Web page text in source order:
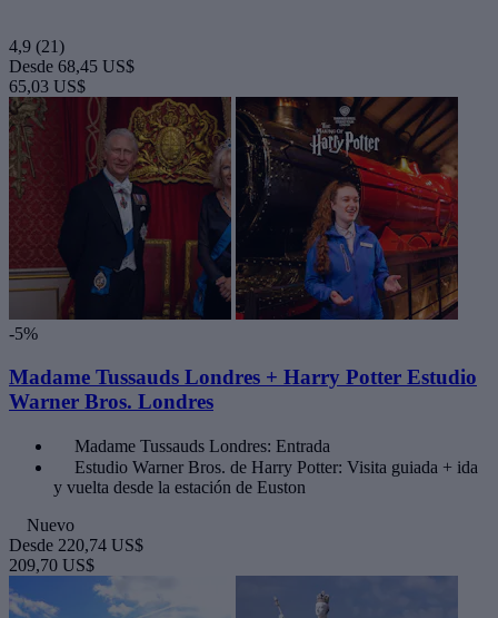
4,9 (21)
Desde 68,45 US$
65,03 US$
-5%
Madame Tussauds Londres + Harry Potter Estudio
Warner Bros. Londres
Madame Tussauds Londres: Entrada
Estudio Warner Bros. de Harry Potter: Visita guiada + ida
y vuelta desde la estación de Euston
Nuevo
Desde 220,74 US$
209,70 US$